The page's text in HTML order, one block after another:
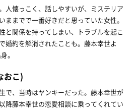
人懐っこく、話しやすいが、ミステリア
ままでで一番好きだと思っていた女性。
と関係を持ってしまい、トラブルを起こ
婚約を解消されたことも。藤本幸世よ
。
おこ)
で、当時はヤンキーだった。藤本幸世が
降藤本幸世の恋愛相談に乗ってくれてい